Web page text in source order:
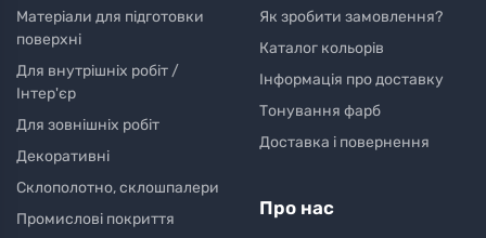
Матеріали для підготовки
поверхні
Для внутрішніх робіт /
Інтер'єр
Для зовнішніх робіт
Декоративні
Склополотно, склошпалери
Промислові покриття
Як зробити замовлення?
Каталог кольорів
Інформація про доставку
Тонування фарб
Доставка і повернення
Про нас